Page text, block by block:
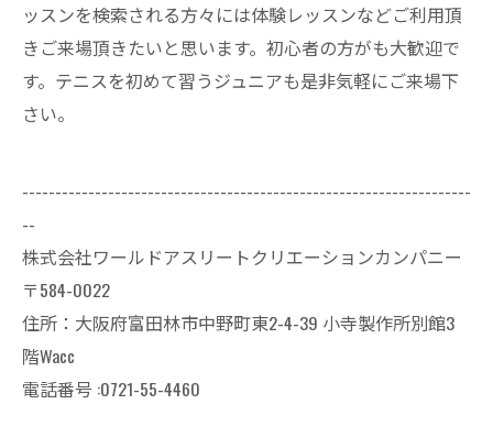
ッスンを検索される方々には体験レッスンなどご利用頂
きご来場頂きたいと思います。初心者の方がも大歓迎で
す。テニスを初めて習うジュニアも是非気軽にご来場下
さい。
--------------------------------------------------------------------
--
株式会社ワールドアスリートクリエーションカンパニー
〒584-0022
住所：大阪府富田林市中野町東2-4-39 小寺製作所別館3
階Wacc
電話番号 :0721-55-4460